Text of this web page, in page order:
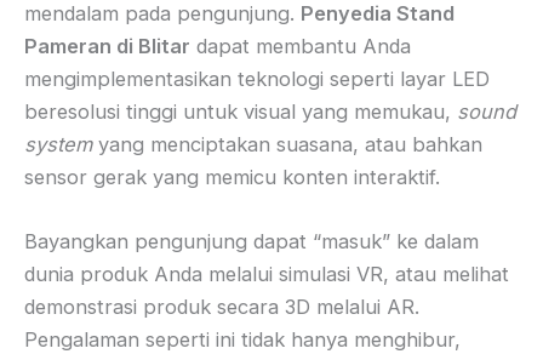
mendalam pada pengunjung. Penyedia Stand
Pameran di Blitar dapat membantu Anda
mengimplementasikan teknologi seperti layar LED
beresolusi tinggi untuk visual yang memukau, sound
systemyang menciptakan suasana, atau bahkan
sensor gerak yang memicu konten interaktif.
Bayangkan pengunjung dapat “masuk” ke dalam
dunia produk Anda melalui simulasi VR, atau melihat
demonstrasi produk secara 3D melalui AR.
Pengalaman seperti ini tidak hanya menghibur,